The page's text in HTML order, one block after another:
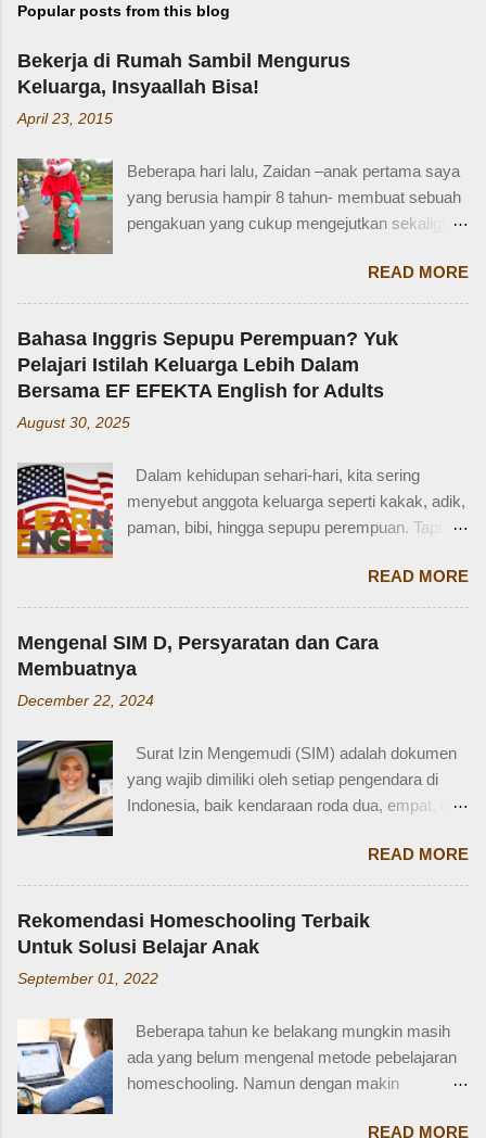
Popular posts from this blog
Bekerja di Rumah Sambil Mengurus
Keluarga, Insyaallah Bisa!
April 23, 2015
Beberapa hari lalu, Zaidan –anak pertama saya
yang berusia hampir 8 tahun- membuat sebuah
pengakuan yang cukup mengejutkan sekaligus
Zaidan: “Mi, waktu kakak kecil, kakak pernah
ditinggal beli sayur sama mba. Waktu itu
kakaknya lagi tidur. Terus kakak nangis. Sama
tetangga, kakak diajak main dan dipinjami
mainan.” Saya langsung memberondong Zaidan
dengan berbagai pertanyaan. Mbak yang
mana? Tetangga yang mana? Kejadiannya
tidak ingat detailnya. Ayau, mungkin juga dia
terkejut juga dengan reaksi saya. Bagaimana
tidak terkejut. Saya taksir usia Zaidan sekitar
Zaidan duduk di bangku TK, saya sudah tidak
bekerja di luar rumah. Meniggalkan anak usia
segitu, sendiri di rumah, tentu saja saya terkejut.
Memang beli sayur tak lama, 5 atau 10 menit
mungkin selesai kalau tidak antri. Tapi,
orang yang punya kese...
READ MORE
Bahasa Inggris Sepupu Perempuan? Yuk
Pelajari Istilah Keluarga Lebih Dalam
Bersama EF EFEKTA English for Adults
August 30, 2025
Dalam kehidupan sehari-hari, kita sering
menyebut anggota keluarga seperti kakak, adik,
paman, bibi, hingga sepupu perempuan. Tapi
bahasa Inggris? Salah satu contoh yang
menarik adalah bahasa Inggris sepupu
perempuan . Banyak orang mungkin tahu kata
"cousin", tapi tahukah kamu bahwa sepupu
female cousin? Memahami kosakata keluarga
percakapan santai, tetapi juga saat menulis,
traveling, bahkan dalam lingkungan kerja
internasional. Mengenal istilah keluarga akan
memperkenalkan diri atau menceritakan silsilah
keluarga. Contohnya, dalam bahasa Inggris:
Ayah = Father Ibu = Mother Kakak laki-laki =
Older brother Adik perempuan = Younger sister
Paman = Uncle Bibi = Aunt Sepupu perempuan
Seringkali, kita hanya menggunakan "cousin"
tanpa membed...
READ MORE
Mengenal SIM D, Persyaratan dan Cara
Membuatnya
December 22, 2024
Surat Izin Mengemudi (SIM) adalah dokumen
yang wajib dimiliki oleh setiap pengendara di
Indonesia, baik kendaraan roda dua, empat, dan
salah satunya adalah SIM D. Karena tidak
terlalu populer, banyak yang bertanya SIM D
untuk pengendara apa ya? Mengenal SIM D,
Persayaratan dan Cara Membuatnya
Berdasarkan webstite resmi humas.polri.go.id,
SIM D khusus dibuat untuk pengendara dengan
Disabiltas juga adalah manusia biasa yang
berhak berkendara untuk melakukan
aktifitasnya seperti mencari nafkah, menuntut
READ MORE
Rekomendasi Homeschooling Terbaik
Untuk Solusi Belajar Anak
September 01, 2022
Beberapa tahun ke belakang mungkin masih
ada yang belum mengenal metode pebelajaran
homeschooling. Namun dengan makin
READ MORE